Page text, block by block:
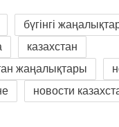
бүгінгі
казахстан
жаңалықтары
новости